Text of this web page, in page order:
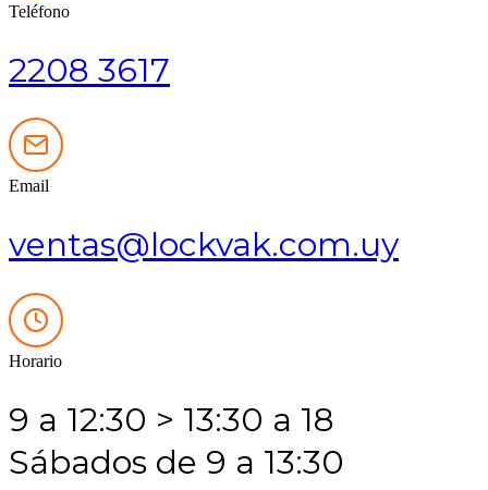
Teléfono
2208 3617
Email
ventas@lockvak.com.uy
Horario
9 a 12:30 > 13:30 a 18
Sábados de 9 a 13:30